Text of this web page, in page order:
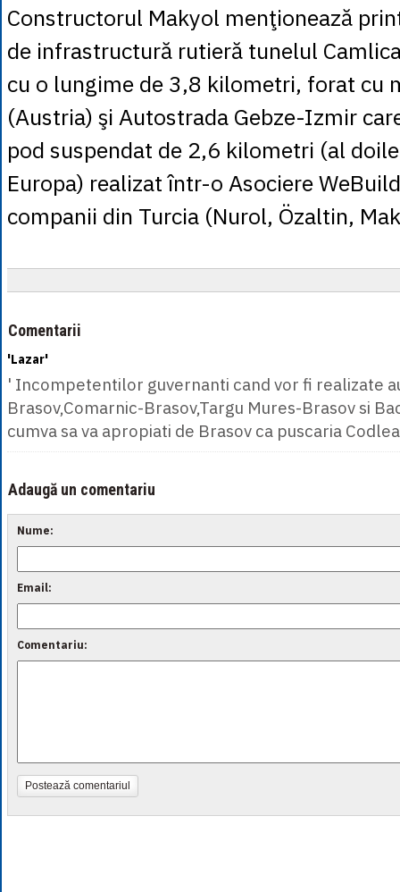
Constructorul Makyol menţionează
de infrastructură rutieră tunelul
cu o lungime de 3,8 kilometri, forat cu
(Austria) şi Autostrada Gebze-Izmir
pod suspendat de 2,6 kilometri (al
Europa) realizat într-o Asociere
companii din Turcia (Nurol, Özaltin,
Comentarii
'Lazar'
' Incompetentilor guvernanti cand vor fi realizate
Brasov,Comarnic-Brasov,Targu Mures-Brasov si
cumva sa va apropiati de Brasov ca puscaria
Adaugă un comentariu
Nume:
Email:
Comentariu:
Postează comentariul